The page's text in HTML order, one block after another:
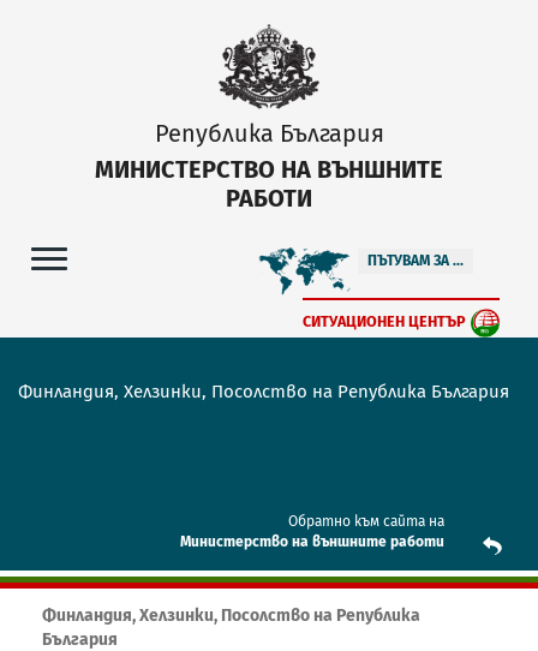
Република България
МИНИСТЕРСТВО НА ВЪНШНИТЕ
РАБОТИ
ПЪТУВАМ ЗА ...
СИТУАЦИОНЕН ЦЕНТЪР
Финландия, Хелзинки, Посолство на Република България
Обратно към сайта на
Mинистерство на външните работи
Финландия, Хелзинки, Посолство на Република
България